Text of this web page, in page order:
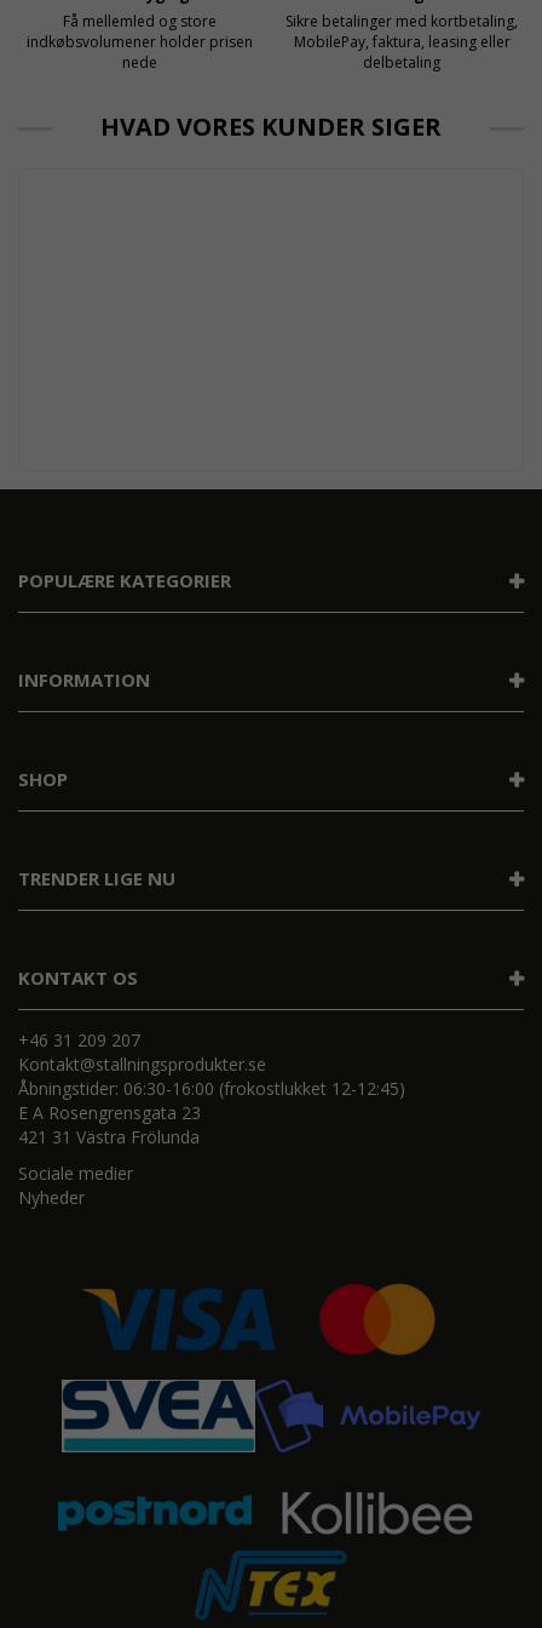
Få mellemled og store
indkøbsvolumener holder prisen
nede
Sikre betalinger med kortbetaling,
MobilePay, faktura, leasing eller
delbetaling
HVAD VORES KUNDER SIGER
KONTAKT OS
+46 31 209 207
Kontakt@stallningsprodukter.se
Åbningstider: 06:30-16:00 (frokostlukket 12-12:45)
E A Rosengrensgata 23
421 31 Västra Frölunda
Sociale medier
Nyheder
POPULÆRE KATEGORIER
INFORMATION
TRENDER LIGE NU
SHOP